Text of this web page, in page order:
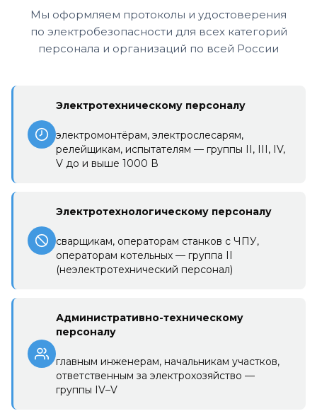
Мы оформляем протоколы и удостоверения
по электробезопасности для всех категорий
персонала и организаций по всей России
Электротехническому персоналу
электромонтёрам, электрослесарям,
релейщикам, испытателям — группы II, III, IV,
V до и выше 1000 В
Электротехнологическому персоналу
сварщикам, операторам станков с ЧПУ,
операторам котельных — группа II
(неэлектротехнический персонал)
Административно-техническому
персоналу
главным инженерам, начальникам участков,
ответственным за электрохозяйство —
группы IV–V